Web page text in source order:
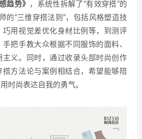
趋势》 ，系统性拆解了“有效穿搭”的
的“三维穿搭法则”，包括风格塑造技
巧用视觉差优化身材比例等，到测评
把手教大众根据不同服饰的面料、
主义。同时，通过收录头部时尚创作
搭方法论与案例相结合，希望能够陪
时尚表达自我的勇气。